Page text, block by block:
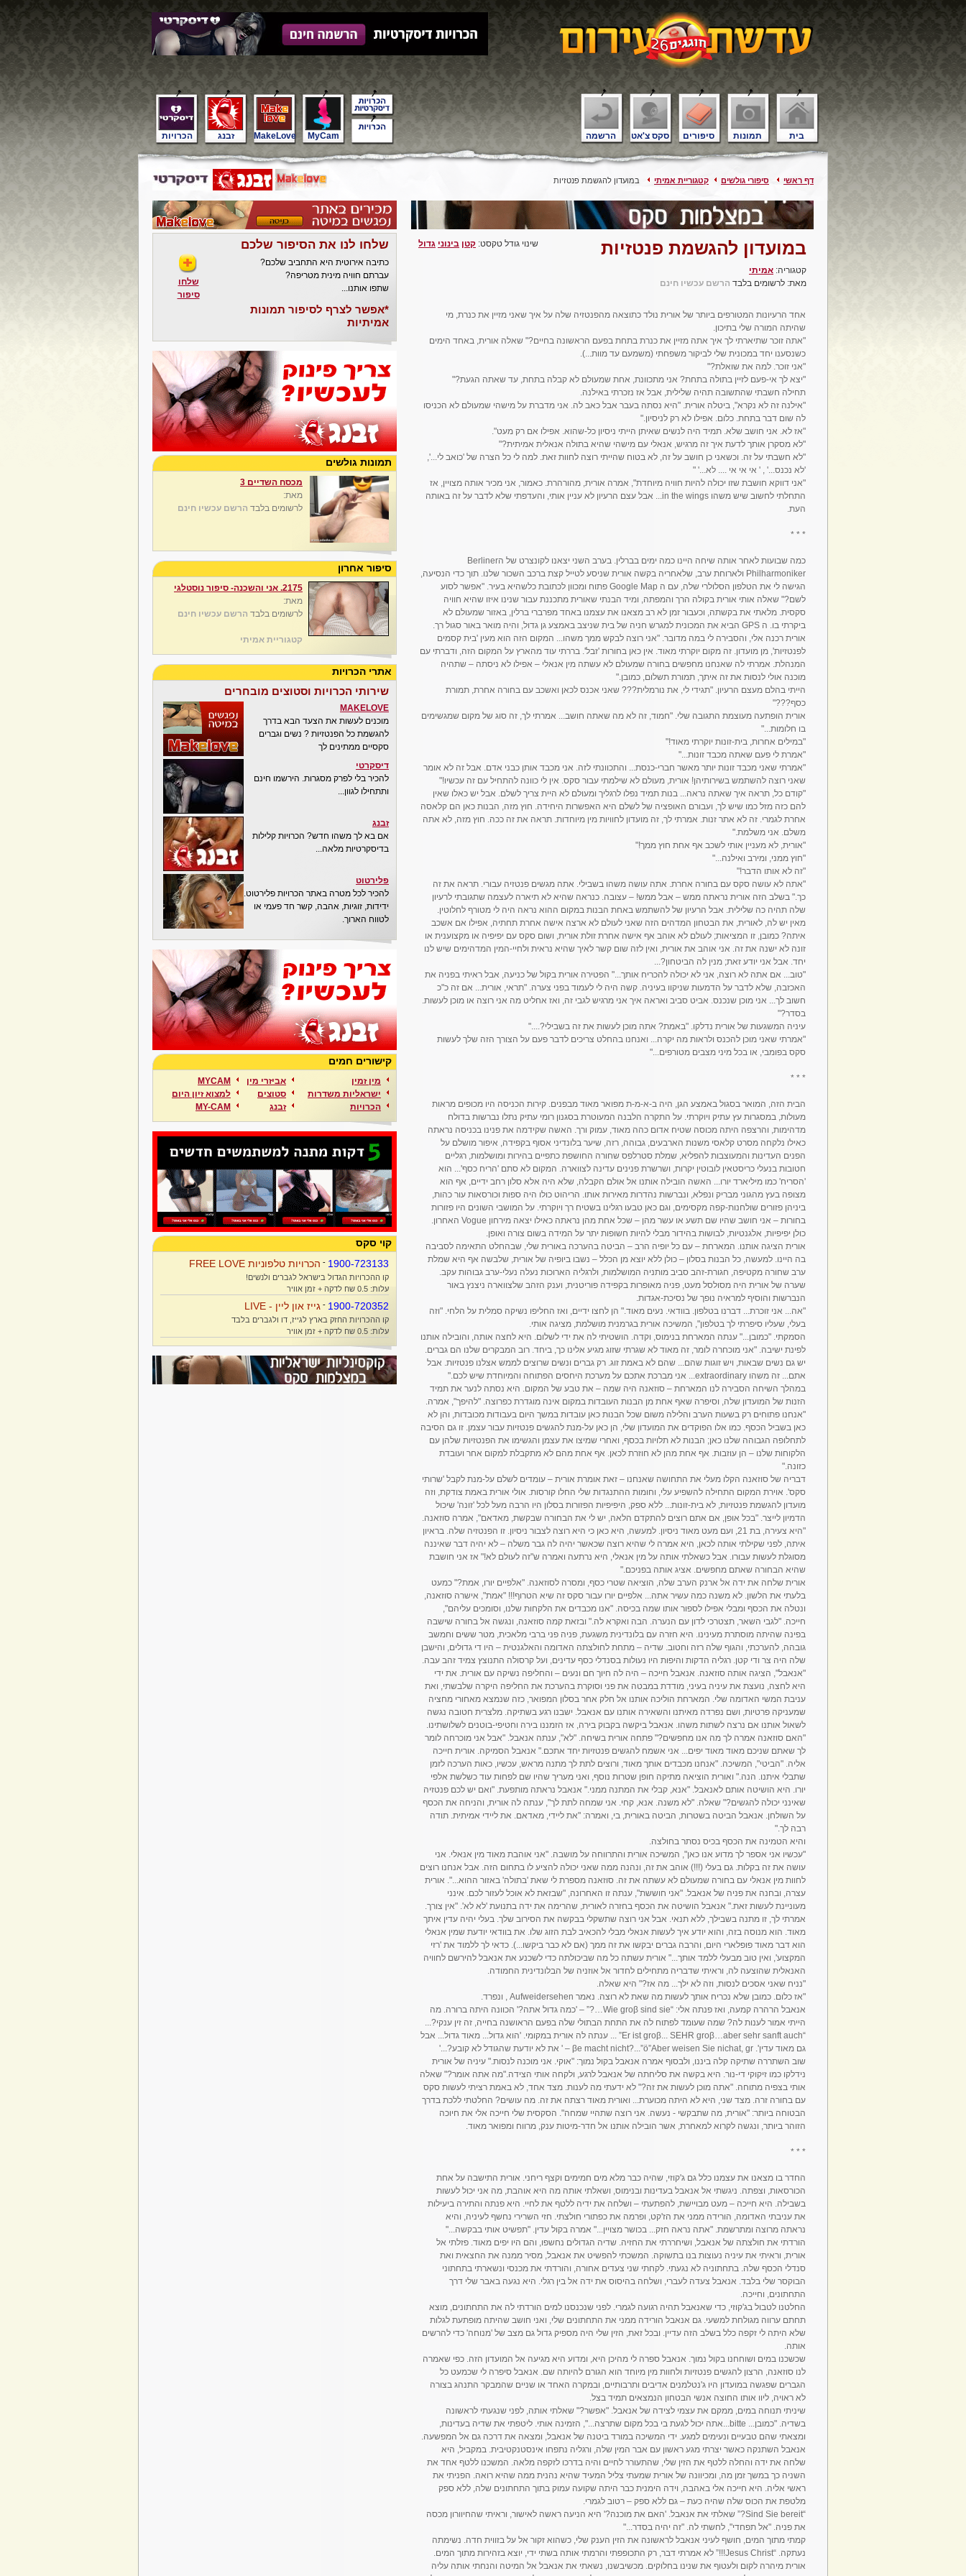
בית תמונות סיפורים סקס צ'אט הרשמה הכרויות זבנג MakeLove MyCam
דף ראשי סיפורי גולשים קטגוריית אמיתי במועדון להגשמת פנטזיות
במועדון להגשמת פנטזיות
קטגוריה: אמיתי
מאת: לרשומים בלבד הרשם עכשיו חינם
שינוי גודל טקסט: קטן בינוני גדול
אחד הרעיונות המטורפים ביותר של אורית נולד כתוצאה מהפנטזיה שלה על איך שאני מזיין את כנרת, מי
שהיתה המורה שלי בתיכון.
"אתה זוכר שתיארתי לך איך אתה מזיין את כנרת בתחת בפעם הראשונה בחיים?" שאלה אורית, באחד הימים
כשנסענו יחד במכונית שלי לביקור משפחתי (משמעם עד מוות...).
"אני זוכר. למה את שואלת?"
"יצא לך אי-פעם לזיין בתולה בתחת? אני מתכוונת, אחת שמעולם לא קבלה בתחת, עד שאתה הגעת?"
תחילה חשבתי שהתשובה תהיה שלילית, אבל אז נזכרתי באילנה.
"אילנה זה לא נקרא", ביטלה אורית. "היא נסתה בעבר אבל כאב לה. אני מדברת על מישהי שמעולם לא הכניסו
לה שום דבר בתחת. כלום. אפילו לא רק לניסיון."
"אז לא. אני חושב שלא. תמיד היה לנשים שאיתן הייתי ניסיון כל-שהוא. אפילו אם רק מעט".
"לא מסקרן אותך לדעת איך זה מרגיש, אנאלי עם מישהי שהיא בתולה אנאלית אמיתית?"
"לא חשבתי על זה. וכשאני כן חושב על זה, לא בטוח שהייתי רוצה לחוות זאת. למה לי כל הצרה של 'כואב לי...',
'לא נכנס...' , ' אי אי אי .... לא...' "
"אני דווקא חושבת שזו יכולה להיות חוויה מיוחדת", אמרה אורית, מהורהרת. כאמור, אני מכיר אותה מצויין, אז
התחלתי לחשוב שיש משהו in the wings... אבל עצם הרעיון לא עניין אותי, והעדפתי שלא לדבר על זה באותה
העת.
* * *
כמה שבועות לאחר אותה שיחה היינו כמה ימים בברלין. בערב השני יצאנו לקונצרט של הBerliner
Philharmoniker ולארוחת ערב, שלאחריה בקשה אורית שניסע לטייל קצת ברכב השכור שלנו. תוך כדי הנסיעה,
הגישה לי את הטלפון הסלולרי שלה, עם ה Google Map פתוח ומכוון לכתובת כלשהיא בעיר. "אפשר לסוע
לשם?" שאלה אותי אורית בקולה הרך והמפתה, ומיד הבנתי שאורית מתכננת עבור שנינו איזו שהיא חוויה
סקסית. מלאתי את בקשתה, וכעבור זמן לא רב מצאנו את עצמנו באחד מפרברי ברלין, באזור שמעולם לא
ביקרתי בו. ה GPS הביא את המכונית למגרש חניה של בית שניצב באמצע גן גדול, והיה מואר באור סגול רך.
אורית רכנה אלי, והסבירה לי במה מדובר. "אני רוצה לבקש ממך משהו... המקום הזה הוא מעין 'בית קסמים
לפנטזיות', מן מועדון. זה מקום יוקרתי מאוד. אין כאן בחורות 'זבל'. בררתי עוד מהארץ על המקום הזה, ודברתי עם
המנהלת. אמרתי לה שאנחנו מחפשים בחורה שמעולם לא עשתה מין אנאלי – אפילו לא ניסתה – שתהיה
מוכנה אולי לנסות את זה איתך, תמורת תשלום, כמובן."
הייתי בהלם מעצם הרעיון. "תגידי לי, את נורמלית??? שאני אכנס לכאן ואשכב עם בחורה אחרת, תמורת
כסף???"
אורית הופתעה מעוצמת התגובה שלי. "חמוד, זה לא מה שאתה חושב... אמרתי לך, זה סוג של מקום שמגשימים
בו חלומות..."
"במילים אחרות, בית-זונות יוקרתי מאוד!"
"אמרת לי פעם שאתה מכבד זונות..."
"אמרתי שאני מכבד זונות יותר מאשר חברי-כנסת... והתכוונתי לזה. אני מכבד אותן כבני אדם. אבל זה לא אומר
שאני רוצה להשתמש בשירותיהן! אורית, מעולם לא שילמתי עבור סקס. אין לי כוונה להתחיל עם זה עכשיו!"
"קודם כל, תראה איך שאתה נראה... בנות תמיד נפלו לרגליך ומעולם לא היית צריך לשלם. אבל יש כאלו שאין
להם כזה מזל כמו שיש לך, ועבורם האופציה של לשלם היא האפשרות היחידה. חוץ מזה, הבנות כאן הם קלאסה
אחרת לגמרי. זה לא אתר זנות. אמרתי לך, זה מועדון לחוויות מין מיוחדות. תראה את זה ככה. חוץ מזה, לא אתה
משלם. אני משלמת."
"אורית, לא מעניין אותי לשכב אף אחת חוץ ממך!"
"חוץ ממני, ומירב ואילנה..."
"זה לא אותו הדבר!"
"אתה לא עושה סקס עם בחורה אחרת. אתה עושה משהו בשבילי. אתה מגשים פנטזיה עבורי. תראה את זה
כך." בשלב הזה אורית נראתה ממש – אבל ממש! – עצובה. כנראה שהיא לא תיארה לעצמה שתגובתי לרעיון
שלה תהיה כה שלילית. אבל הרעיון של להשתמש באחת הבנות במקום ההוא נראה היה לי מטורף לחלוטין.
מאין יש לה, לאורית, את הבטחון המדהים הזה שאני לעולם לא ארצה אישה אחרת תחתיה, אפילו אם אשכב
איתה? כמובן, זו המציאות; לעולם לא אוהב אף אישה אחרת זולת אורית, ושום סקס עם יפיפיה או מקצוענית או
זונה לא ישנה את זה. אני אוהב את אורית, ואין לזה שום קשר לאיך שהיא נראית ולחיי-המין המדהימים שיש לנו
יחד. אבל אני יודע זאת; מנין לה הביטחון?...
"טוב... אם אתה לא רוצה, אני לא יכולה להכריח אותך..." הפטירה אורית בקול של כניעה, אבל ראיתי בפניה את
האכזבה, שלא לדבר על הדמעות שניקוו בעיניה. קשה היה לי לעמוד בפני צערה. "תראי, אורית... אם זה כ"כ
חשוב לך... אני מוכן שנכנס. אביט סביב ואראה איך אני מרגיש לגבי זה, ואז אחליט מה אני רוצה או מוכן לעשות.
בסדר?"
עיניה המשגעות של אורית נדלקו. "באמת? אתה מוכן לעשות את זה בשבילי?...."
"אמרתי שאני מוכן להכנס ולראות מה יקרה... ואנחנו בהחלט צריכים לדבר פעם על הצורך הזה שלך לעשות
סקס בפומבי, או בכל מיני מצבים מטורפים..."
* * *
הבית הזה, המואר בסגול באמצע הגן, היה ב-א-מ-ת מפואר מאוד מבפנים. קירות הכניסה היו מכופים מראות
מעולות, במסגרות עץ עתיק ויוקרתי. על התקרה הלבנה המעוטרת בסגנון רומי עתיק נתלו נברשות בדולח
מדהימות, והרצפה היתה מכוסה שטיח אדום כהה מאוד, עמוק ורך. האשה שקידמה את פנינו בכניסה נראתה
כאילו נלקחה מסרט קלאסי משנות הארבעים, גבוהה, רזה, שיער בלונדיני אסוף בקפידה, איפור מושלם על
הפנים העדינות והמעוצבות להפליא, שמלת סטרלפס שחורה החושפת כתפיים בהירות ומושלמות, רגליים
חטובות בנעלי כריסטאין לובוטין יקרות, ושרשרת פנינים עדינה לצווארה. המקום לא סתם 'הריח כסף'... הוא
'הסריח' כמו מיליארד יורו... האשה הובילה אותנו אל אולם הקבלה, שלא היה אלא סלון רחב ידיים, אף הוא
מצופה בעץ מהגוני מבריק ונפלא, ונברשות נהדרות מאירות אותו. הריהוט כולו היה ספות וכורסאות עור כהות,
ביניהן פזורים שולחנות-קפה מקסימים, וגם כאן טבעו רגלינו בשטיח רך ויוקרתי. על המושבי השונים היו פזורות
בחורות – אני חושב שהיו שם תשע או עשר מהן – שכל אחת מהן נראתה כאילו יצאה מירחון Vogue האחרון.
כולן יפיפיות, אלגנטיות, לבושות בהידור מבלי להיות חשופות יתר על המידה בשום צורה ואופן.
אורית הציגה אותנו. המארחת – עם כל יופיה הרב – הביטה בהערכה באורית שלי, שבהחלט התאימה לסביבה
בה היינו. למעשה, כל הבנות בסלון – כולן ללא יוצא מן הכלל – נשבו ביופיה של אורית, שלבשה אף היא שמלת
ערב שחורה מקטיפה, חגורת-זהב סביב מותניה המושלמות, ולרגליה הארוכות נעלה נעלי-ערב גבוהות עקב.
שערה של אורית היה מסולסל מעט, פניה מאופרות בקפידה פוריטנית, וענק הזהב שלצווארה ניצנץ באור
הנברשות והוסיף למראיה נופך של נסיכת-אגדות.
"אה... אני זוכרת... דברנו בטלפון. בוודאי. נעים מאוד." הן לחצו ידיים, ואז החליפו נשיקה סמלית על הלחי. "וזה
בעלי, שעליו סיפרתי לך בטלפון", המשיכה אורית בגרמנית מושלמת, מציגה אותי.
הסמקתי. "כמובן..." ענתה המארחת בנימוס, וקדה. הושטיתי לה את ידי לשלום. היא לחצה אותה, והובילה אותנו
לפינת ישיבה. "אני מוכחרה לומר, זה מאוד לא שגרתי שזוג מגיע אלינו כך, ביחד. רוב המבקרים שלנו הם גברים.
יש גם נשים שבאות, ויש זוגות שהם... שהם לא באמת זוג. רק גברים ונשים שרוצים לממש אצלנו פנטזיות. אבל
אתם... זה משהו extraordinary... אני מברכת אתכם על מערכת היחסים הפתוחה והמיוחדת שיש לכם."
במהלך השיחה הסבירה לנו המארחת – סוזאנה היה שמה – את טבע של המקום. היא נסתה לנער את תמיד
הזנות של המועדון שלה, וסיפרה שאף אחת מן הבנות העובדות במקום אינה מוגדרת כפרוצה. "להיפך", אמרה.
"אנחנו פתוחים רק בשעות הערב והלילה משום שכל הבנות כאן עובדות במשך היום בעבודות מכובדות, והן לא
כאן בשביל הכסף. כמו אלו הפוקדים את המועדון שלי, הן כאן על-מנת להגשים פנטזיות עבור עצמן. זו גם הסיבה
לתחלופה הגבוהה שלנו כאן; הבנות לא תלויות בכסף, ואחרי שמיצו את עצמן והגשימו את הפנטזיות שלהן עם
הלקוחות שלנו – הן עוזבות. אף אחת מהן לא חוזרת לכאן. אף אחת מהם לא מתקבלת למקום אחר ועובדת
כזונה."
דבריה של סוזאנה הקלו מעלי את התחושה שאנחנו – זאת אומרת אורית – עומדים לשלם על-מנת לקבל 'שרותי
סקס'. אוירת המקום התחילה להשפיע עלי, וחומות ההתנגדות שלי החלו קורסות. אולי אורית באמת צודקת, וזה
מועדון להגשמת פנטזיות, לא בית-זונות... ללא ספק, היפיפיות הפזורות בסלון היו הרבה מעל לכל 'זונה' שיכול
הדמיון לייצר. "בכל אופן, אם אתם רוצים להתקדם הלאה, יש לי את הבחורה שבקשת, מאדאם", אמרה סוזאנה.
"היא צעירה, בת 21, ועם מעט מאוד ניסיון. למעשה, היא כאן כי היא רוצה לצבור ניסיון. זו הפנטזיה שלה. בראיון
איתה, לפני שקילתי אותה לכאן, היא אמרה לי שהיא רוצה שכאשר יהיה לה גבר משלה – לא יהיה דבר שאיננה
מסוגלת לעשות עבורו. אבל כשאלתי אותה על מין אנאלי, היא נרתעה ואמרה ש"זה לעולם לא!" אז אני חושבת
שהיא הבחורה שאתם מחפשים. אציג אותה בפניכם."
אורית שלחה את ידה אל ארנק הערב שלה, הוציאה שטרי כסף, ומסרה לסוזאנה. "אלפיים יורו, אמת?" כמעט
בלעתי את הלשון. לא משנה כמה עשיר אתה... אלפיים יורו עבור סקס זה שיא הטרוף!!! "אמת", אישרה סוזאנה,
ונטלה את הכסף ומבלי אפילו לספור אותו שמה בכיסה. "אנו מכבדים את הלקחות שלנו, וסומכים עליהם",
חייכה. "לגבי השאר, תצטרכי לדון עם הנערה. הבה ואקרא לה." ובזאת קמה סוזאנה, ונגשה אל בחורה שישבה
בפינה שהיתה מוסתרת מעינינו. היא חזרה עם בלונדינית משגעת, פניה פני ברבי מלאכית, מטר ששים וחמשב
גובהה, להערכתי, והגוף שלה רזה וחטוב. שדיה – מתחת לחולצתה האדומה והאלגנטית – היו די גדולים, והישבן
שלה היה צר ודי קטן. רגליה הדקות והיפות היו נעולות בסנדלי כסף עדינים, ועל קרסולה התנוצץ צמיד זהב עבה.
"אנאבל", הציגה אותה סוזאנה. אנאבל חייכה – היה לה חיוך חם ונעים – והחליפה נשיקה עם אורית. את ידי
היא לחצה, נועצת את עיניה בעיני, מודדת במבטה את פני וסוקרת בהערכת את החליפה היקרה שלבשתי, ואת
עניבת המשי האדומה שלי. המארחת הוליכה אותנו אל חלק אחר בסלון המפואר, כזה שנמצא מאחורי מחציה
שמעניקה פרטיות, ושם נפרדה מאיתנו והשאירה אותנו עם אנאבל. ישבנו רגע בשתיקה. מלצרית חטובה נגשה
לשאול אותנו אם נרצה לשתות משהו. אנאבל ביקשה בקבוק בירה, אז הזמננו בירה וחטיפי-בוטנים לשלושתינו.
"האם סוזאנה אמרה לך מה אנו מחפשים?" פתחה אורית בשיחה. "לא", ענתה אנאבל. "אבל אני מוכרחה לומר
לך שאתם שניכם מאוד מאוד יפים... אני אשמח להגשים פנטזיות יחד אתכם." אנאבל הסמיקה. אורית חייכה
אליה. "הביטי", המשיכה. "אנחנו מכבדים אותך מאוד, ורוצים לתת לך מתנה מראש, עכשיו, כאות הערכה לזמן
שתבלי איתנו. הנה." ואורית הוציאה מתיקה חופן שטרות נוסף, ואני מעריך שהיו שם לפחות עוד כשלשת אלפי
יורו. היא הושיטה אותם לאנאבל. "אנא, קבלי את המתנה ממני." אנאבל נראתה מותפעת. "ואם יש לכם פנטזיה
שאינני יכולה להגשים?" שאלה. "לא משנה. אנא, קחי. אני שמחה לתת לך", ענתה לה אורית, והניחה את הכסף
על השולחן. אנאבל הביטה בשטרות, הביטה באורית, בי, ואמרה: "את ליידי, מאדאם. את ליידי אמיתית. תודה
רבה לך."
והיא הטמינה את הכסף בכיס נסתר בחולצה.
"עכשיו אני אספר לך מדוע אנו כאן", המשיכה אורית והתרווחה על מושבה. "אני אוהבת מאוד מין אנאלי. אני
עושה את זה בקלות. גם בעלי (!!!) אוהב את זה, ונהנה ממה שאני יכולה להציע לו בתחום הזה. אבל אנחנו רוצים
לחוות מין אנאלי עם בחורה שמעולם לא עשתה את זה. סוזאנה מספרת לי שאת 'בתולה' באזור ההוא...". אורית
עצרה, ובחנה את פניה של אנאבל. "אני חוששת", ענתה זו האחרונה, "שבזאת לא אוכל לעזור לכם. אינני
מעוניינת לעשות זאת." אנאבל הושיטה את הכסף בחזרה לאורית, שהרימה את ידה בתנועת 'לא לא'. "אין צורך.
אמרתי לך, זו מתנה בשבילך, ללא תנאי. אבל אני רוצה שתשקלי בבקשה את הסירוב שלך. בעלי יהיה עדין איתך
מאוד. הוא מנוסה בזה, והוא יודע איך לעשות אנאלי מבלי להכאיב לבת הזוג שלו. את בוודאי יודעת שמין אנאלי
הוא דבר מאוד פופלארי היום, והרבה גברים יבקשו את זה ממך (אם לא כבר ביקשו...). כדאי לך ללמוד את 'רזי
המקצוע', ואין טוב מבעלי ללמד אותך..." אורית עשתה כל מה שביכולתה כדי לשכנע את אנאבל להירשם לחוויה
האנאלית שהוצעה לה, וראיתי שדבריה מתחילים לחדור אל אוזניה של הבלונדינית החמודה.
"נניח שאני אסכים לנסות, וזה לא ילך... מה אז?" היא שאלה.
"אז כלום. כמובן שלא נכריח אותך לעשות מה שאת לא רוצה. נאמר Aufweidersehen , ונפרד.
אנאבל הרהרה קמעה, ואז פנתה אלי: “Wie groβ sind sie…?” – 'כמה גדול אתה?' הכוונה היתה ברורה. מה
הייתי אמור לענות לה? שמה שעומד לפתוח לה את התחת הבתולי שלה בפעם הראושנה בחייה, זה זין ענקי?...
“Er ist groβ... SEHR groβ…aber sehr sanft auch” ... ענתה לה אורית במקומי. 'הוא גדול... מאוד גדול... אבל
גם מאוד עדין'. βe macht nicht?...”ö”Aber weisen Sie nichat, gr – ' את לא יודעת שהגודל לא קובע?...'
שוב השתררה שתיקה קלה ביננו, ולבסוף אמרה אנאבל בקול נמוך: "אוקי. אני מוכנה לנסות." עיניה של אורית
נידלקו כמו זיקוקי די-נור. היא בקשה את סליחתה של אנאבל לרגע, ולקחה אותי הצידה."מה אתה אומר?" שאלה
אותי בצפיה מתוחה. "אתה מוכן לעשות את זה?" לא ידעתי מה לענות. מצד אחד, לא באמת רציתי לעשות סקס
עם בחורה זרה. מצד שני, היא לא היתה מכוערת... ואורית מאוד רצתה את זה. מה עושים? החלטתי ללכת בדרך
הבטוחה ביותר: "אורית, מה שתבקשי - נעשה. אני רוצה שתהיי שמחה". הסקסית שלי חייכה אלי את חיוכה
הזוהר ביותר, ונגשה לקרוא למאחרת, אשר הובילה אותנו אל חדר-מיטות ענק, מרווח ומפואר מאוד.
* * *
החדר בו מצאנו את עצמנו כלל גם ג'קוזי, שהיה כבר מלא מים חמימים וקצף ריחני. אורית התישבה על אחת
הכורסאות, וצפתה. ניגשתי אל אנאבל בעדינות ובנימוס, ושאלתי אותה מה היא אוהבת, מה אני יכול לעשות
בשבילה. היא חייכה – מעט מבויישת, להפתעתי – ושלחה את ידיה ללטף את לחיי. היא פנתה והתירה ביעילות
את עניבתי האדומה, הורידה ממני את הז'קט, ופרמה את כפתורי חולצתי. חזי השרירי נחשף לעיניה, והיא
נראתה מרוצה ומתרשמת. "אתה נראה חזק... בכושר מצויין..." אמרה בקול עדין. "תפשיט אותי בבקשה..."
הורדתי את חולצתה של אנאבל, ושיחררתי את החזיה. שדיה הגדולים נחשפו, והם היו יפים מאוד. פזלתי אל
אורית, וראיתי את עיניה נעוצות בנו בתשוקה. המשכתי להפשיט את אנאבל, מסיר ממנה את החצאית ואת
סנדלי הכסף שלה. בתחתוניה לא נגעתי. לקחתי שני צעדים אחורה, והורדתי את מכנסי ונשארתי בתחתוני
הבוקסר שלי בלבד. אנאבל צעדה לעברי, ושלחה בהיסוס את ידה אל בין רגלי. היא נגעה באבר שלי דרך
התחתונים, וחייכה.
החלטנו לטבול בג'קוזי, כדי שאנאבל תהיה רגועה לגמרי. לפני שנכנסנו למים הורדתי לה את התחתונים, מוצא
תחתם ערווה מגולחת למשעי. גם אנאבל הורידה ממני את התחתונים שלי, ואני חושב שהיתה מופתעת לגלות
שלא היתה לי זקפה כלל בשלב הזה עדיין. ובכל זאת, הזין שלי היה מספיק גדול גם מצב של 'מנוחה' כדי להרשים
אותה.
שכשכנו במים ושוחחנו בקול נמוך. אנאבל ספרה לי מהיכן היא, ומדוע היא מגיעה אל המועדון הזה. כפי שאמרה
לנו סוזאנה, הרצון להגשים פנטזיות ולחוות מין מיוחד הוא הגורם להיותה שם. אנאבל סיפרה לי שכמעט כל
הגברים שפגשה במועדון היו ג'נטלמנים אדיבים ותרבותיים, ובמקרה האחד או שניים שהמבקר התנהג בצורה
לא ראויה, ליוו אותו החוצה אנשי הבטחון הנמצאים תמיד בצל.
שיניתי תנוחה במים, ממקם את עצמי לצידה של אנאבל. "אפשר?" שאלתי אותה, לפני שנגעתי לראשונה
בשדיה. "כמובן... bitte...אתה יכול לגעת בי בכל מקום שתרצה...", הזמינה אותי. ליטפתי את שדיה בעדינות,
ומצאתי שהם טבעיים ונעימים למגע. ידי המשיכה במורד ביטנה של אנאבל, ומצאה את דרכה גם אל המפשעה.
אנאבל השתנקה כאשר יצרתי מגע ראשון עם אבר המין שלה, ורגליה נתפחו אינסטנקטיבית. במקביל, היא
שלחה את ידה והחלה ללטף את הזין שלי, שהתעורר לחיים והיה בדרכו לזקפה מלאה. המשכנו ללטף אחד את
השניה כך במשך זמן מה, ומכיוונה של אורית שמעתי צליל המעיד שהיא נהנית ממה שהיא רואה. הפניתי את
ראשי אליה. היא חייכה אלי באהבה, וידה הימנית כבר היתה שקועה עמוק בתוך התחתונים שלה, ללא ספק
מלטפת את הכוס שלה שהיה כעת – גם ללא ספק – רטוב לגמרי.
“Sind Sie bereit?” שאלתי את אנאבל. 'האם את מוכנה?' היא הניעה ראשה לאישור, וראיתי שהחיוורון מכסה
את פניה. "אל תפחדי", לחשתי לה. "זה יהיה בסדר..."
קמתי מתוך המים, חושף לעיני אנאבל לראשונה את הזין הענק שלי, כשהוא זקור אל על בזווית חדה. נשימתה
נעתקה. “Jesus Christ!!!” לא אמרתי דבר, רק התכופפתי והרמתי אותה בשתי ידי, יוצא בזהירות מתוך המים.
אורית מיהרה לקום ולעטוף את שנינו בחלוקים. מכשיבשנו, נשאתי את אנאבל אל המיטה והנחתי אותה עליה
שלחו לנו את הסיפור שלכם
כתיבה אירוטית היא התחביב שלכם?
עברתם חוויה מינית מטריפה?
שתפו אותנו...
*אפשר לצרף לסיפור תמונות
אמיתיות
שלחו
סיפור
תמונות גולשים
מכסח השדיים 3
מאת:
לרשומים בלבד הרשם עכשיו חינם
סיפור אחרון
2175. אני והשכנה- סיפור נוסטלגי
מאת:
לרשומים בלבד הרשם עכשיו חינם
קטגוריית אמיתי
אתרי הכרויות
שירותי הכרויות וסטוצים מובחרים
MAKELOVE
מוכנים לעשות את הצעד הבא בדרך
להגשמת כל הפנטזיות ? נשים וגברים
סקסיים ממתינים לך
דיסקרטי
להכיר בלי לפרק מסגרות. הירשמו חינם
ותתחילו לגוון...
זבנג
אם בא לך משהו חדש? הכרויות קלילות
בדיסקרטיות מלאה...
פלירטוט
להכיר לכל מטרה באתר הכרויות פלירטוט.
ידידות, זוגיות, אהבה, קשר חד פעמי או
לטווח הארוך.
קישורים חמים
מין זמין
ישראליות משדרות
הכרויות
אביזרי מין
סטוצים
זבנג
MYCAM
למצוא זיון היום
MY-CAM
קוי סקס
1900-723133
- הכרויות טלפוניות FREE LOVE
קו ההכרויות הגדול בישראל לגברים ולנשים!
עלות: 0.5 שח לדקה + זמן אוויר
1900-720352
- גייז און ליין - LIVE
קו ההכרויות החזק בארץ לגייז, דו ולגברים בלבד
עלות: 0.5 שח לדקה + זמן אוויר